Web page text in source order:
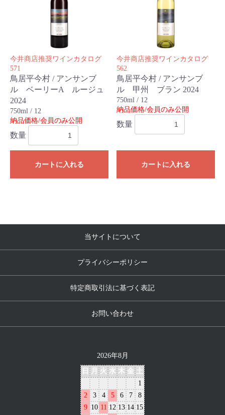
今井商店推奨ワインカタログ
571
鳥居平今村 / アンサンブ
ル ベーリーA ルージュ
2024
750ml / 12
納品価格/会員のみ公開
数量
カートに入れる
今井商店推奨ワインカタログ
562
鳥居平今村 / アンサンブ
ル 甲州 ブラン 2024
750ml / 12
納品価格/会員のみ公開
数量
カートに入れる
当サイトについて
プライバシーポリシー
特定商取引法に基づく表記
お問い合わせ
2026年8月
日 月 火 水 木 金 土
1
2
3 4 5 6 7
8
9 10 11 12 13 14 15